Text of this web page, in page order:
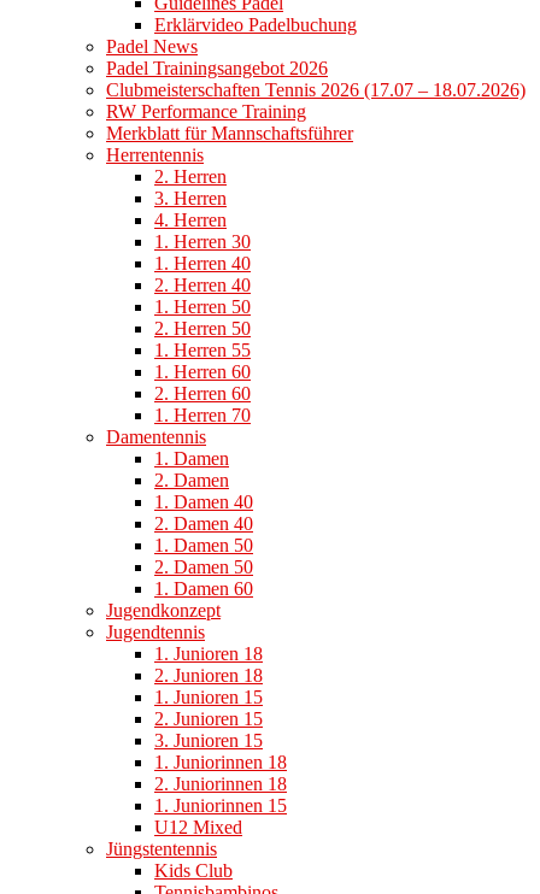
Erklärvideo Padelbuchung
Padel News
Padel Trainingsangebot 2026
Clubmeisterschaften Tennis 2026 (17.07 – 18.07.2026)
RW Performance Training
Merkblatt für Mannschaftsführer
Herrentennis
2. Herren
3. Herren
4. Herren
1. Herren 30
1. Herren 40
2. Herren 40
1. Herren 50
2. Herren 50
1. Herren 55
1. Herren 60
2. Herren 60
1. Herren 70
Damentennis
1. Damen
2. Damen
1. Damen 40
2. Damen 40
1. Damen 50
2. Damen 50
1. Damen 60
Jugendkonzept
Jugendtennis
1. Junioren 18
2. Junioren 18
1. Junioren 15
2. Junioren 15
3. Junioren 15
1. Juniorinnen 18
2. Juniorinnen 18
1. Juniorinnen 15
U12 Mixed
Jüngstentennis
Kids Club